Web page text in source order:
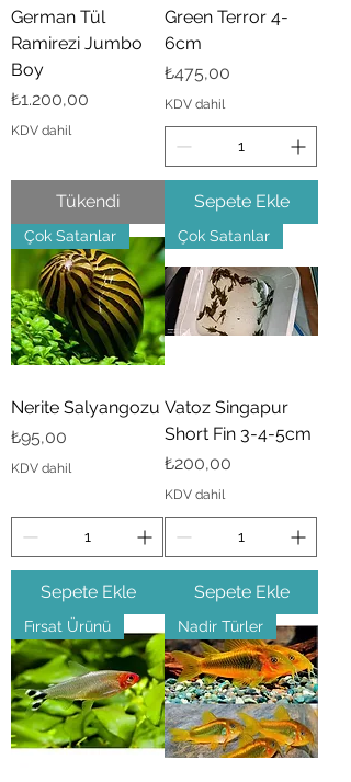
German Tül
Ramirezi Jumbo
Boy
Fiyat
₺1.200,00
KDV dahil
Tükendi
Green Terror 4-
6cm
Fiyat
₺475,00
KDV dahil
Sepete Ekle
Çok Satanlar
Nerite Salyangozu
Fiyat
₺95,00
KDV dahil
Sepete Ekle
Çok Satanlar
Vatoz Singapur
Short Fin 3-4-5cm
Fiyat
₺200,00
KDV dahil
Sepete Ekle
Fırsat Ürünü Nadir Türler